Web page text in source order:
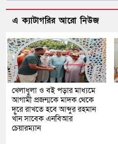
এ ক্যাটাগরির আরো নিউজ
খেলাধুলা ও বই পড়ার মাধ্যমে
আগামী প্রজন্মকে মাদক থেকে
দূরে রাখতে হবে আব্দুর রহমান
খাঁন সাবেক এনবিআর
চেয়ারম্যান